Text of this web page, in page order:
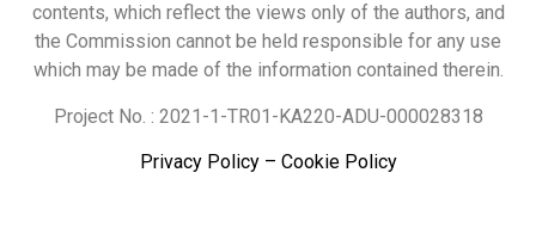
contents, which reflect the views only of the authors, and
the Commission cannot be held responsible for any use
which may be made of the information contained therein.
Project No. : 2021-1-TR01-KA220-ADU-000028318
Privacy Policy– Cookie Policy